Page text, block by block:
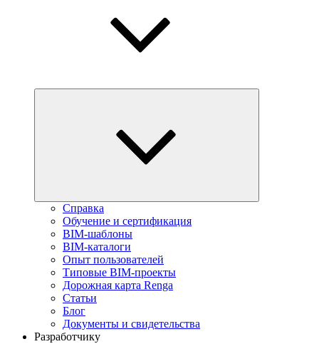
Справка
Обучение и сертификация
BIM-шаблоны
BIM-каталоги
Опыт пользователей
Типовые BIM-проекты
Дорожная карта Renga
Статьи
Блог
Документы и свидетельства
Разработчику